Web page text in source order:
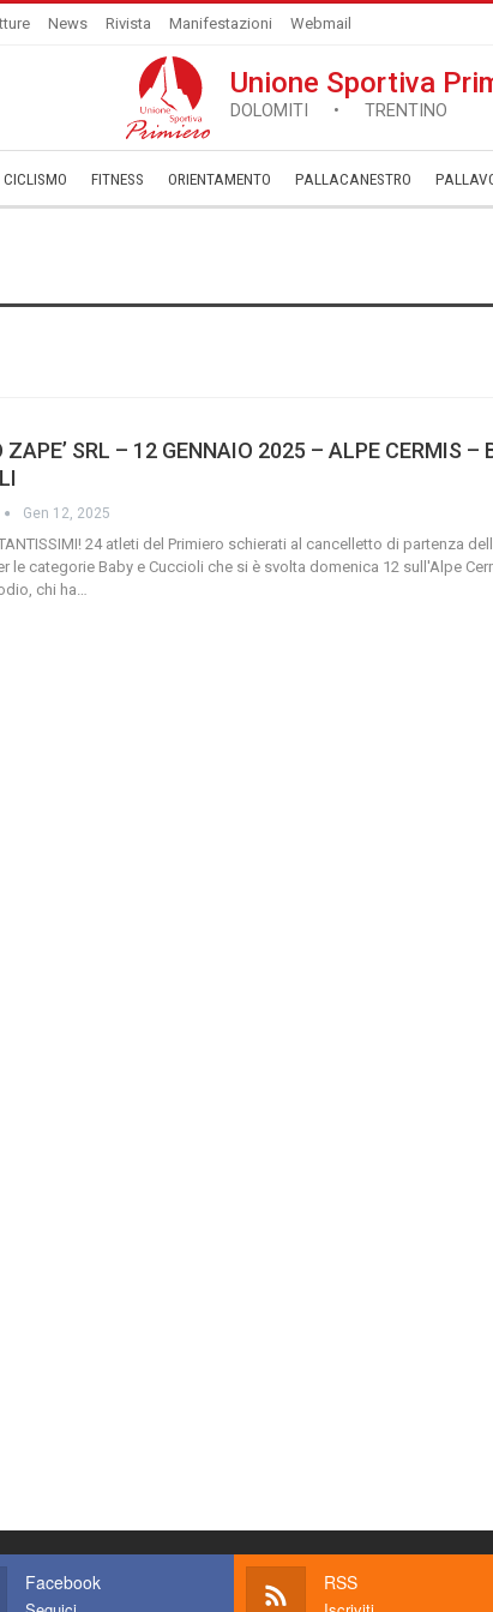
News Rivista Manifestazioni Webmail
Unione Sportiva
DOLOMITI • TRENTINO
CICLISMO FITNESS ORIENTAMENTO PALLACANESTRO
ZAPE’ SRL – 12 GENNAIO 2025 – ALPE CERMIS –
Gen 12, 2025
24 atleti del Primiero schierati al cancelletto di partenza
le categorie Baby e Cuccioli che si è svolta domenica 12 sull'Alpe
chi ha
Facebook RSS